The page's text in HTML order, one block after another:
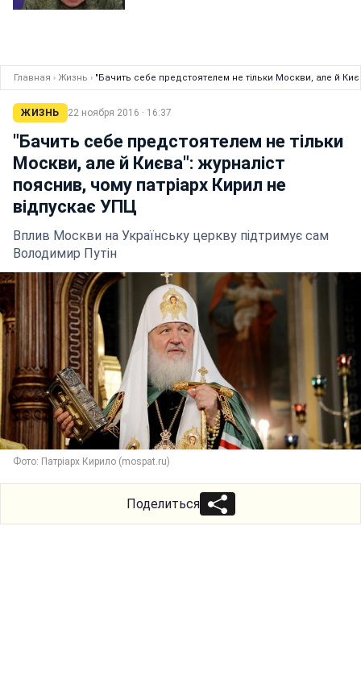
Главная › Жизнь › "Бачить себе предстоятелем не тільки Москви, але й
ЖИЗНЬ 22 ноября 2016 · 16:37
"Бачить себе предстоятелем не тільки
Москви, але й Києва": журналіст
пояснив, чому патріарх Кирил не
відпускає УПЦ
Вплив Москви на Українську церкву підтримує сам
Володимир Путін
Фото: Патріарх Кирило (mospat.ru)
Поделиться